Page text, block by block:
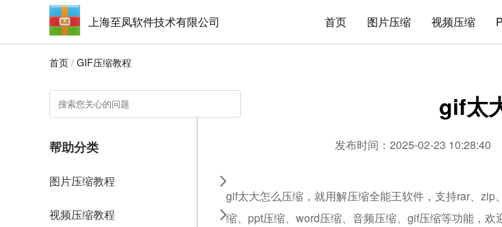
上海至凤软件技术有限公司 首页 图片压缩 视频压缩
首页 / GIF压缩教程
帮助分类
图片压缩教程
视频压缩教程
gif太
发布时间：2025-02-23 10:28:40
gif太大怎么压缩，就用解压缩全能王软件，支持rar、
缩、ppt压缩、word压缩、音频压缩、gif压缩等功能，欢